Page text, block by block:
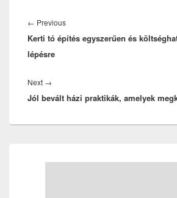
navigáció
← PreviousPrevious
post:
Kerti tó építés egyszerűen és
lépésre
Next →
post:
Jól bevált házi praktikák, amelyek